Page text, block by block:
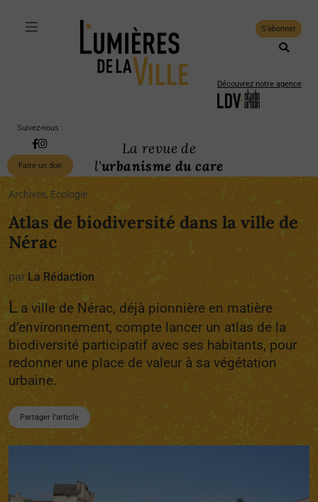
S'abonner
Découvrez notre agence
Suivez-nous :
Faire un don
La revue de
l'urbanisme du care
Archives, Ecologie
Atlas de biodiversité dans la ville de
Nérac
par La Rédaction
L a ville de Nérac, déjà pionnière en matière
d’environnement, compte lancer un atlas de la
biodiversité participatif avec ses habitants, pour
redonner une place de valeur à sa végétation
urbaine.
Partager l'article